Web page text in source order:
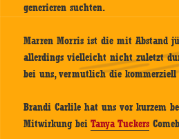
generieren suchten.
Marren Morris ist die mit Abstand
allerdings vielleicht nicht zuletzt
bei uns, vermutlich die kommerziell
Brandi Carlile hat uns vor kurzem
Mitwirkung beiTanya Tuckers